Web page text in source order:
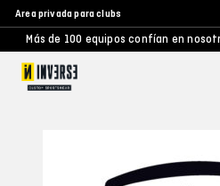
Area privada para clubs
Más de 100 equipos confían en